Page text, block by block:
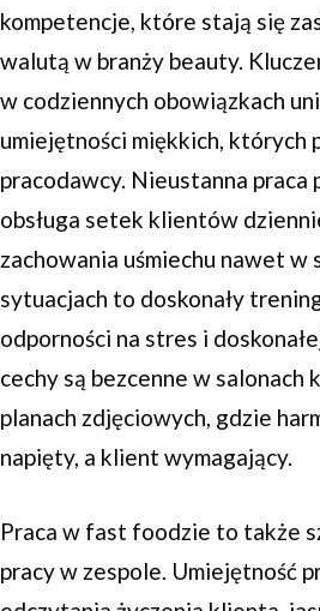
kompetencje, które stają się
walutą w branży beauty.
w codziennych obowiązkach
umiejętności miękkich, których
pracodawcy. Nieustanna praca
obsługa setek klientów
zachowania uśmiechu nawet w
sytuacjach to doskonały
odporności na stres i
cechy są bezcenne w salonach
planach zdjęciowych, gdzie
napięty, a klient wymagający.
Praca w fast foodzie to także
pracy w zespole. Umiejętność